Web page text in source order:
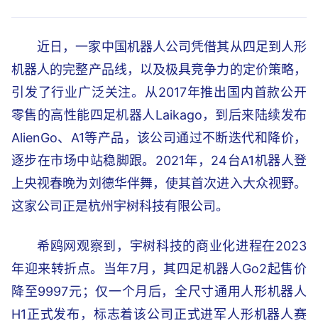
近日，一家中国机器人公司凭借其从四足到人形
机器人的完整产品线，以及极具竞争力的定价策略，
引发了行业广泛关注。从2017年推出国内首款公开
零售的高性能四足机器人Laikago，到后来陆续发布
AlienGo、A1等产品，该公司通过不断迭代和降价，
逐步在市场中站稳脚跟。2021年，24台A1机器人登
上央视春晚为刘德华伴舞，使其首次进入大众视野。
这家公司正是杭州宇树科技有限公司。
希鸥网观察到，宇树科技的商业化进程在2023
年迎来转折点。当年7月，其四足机器人Go2起售价
降至9997元；仅一个月后，全尺寸通用人形机器人
H1正式发布，标志着该公司正式进军人形机器人赛